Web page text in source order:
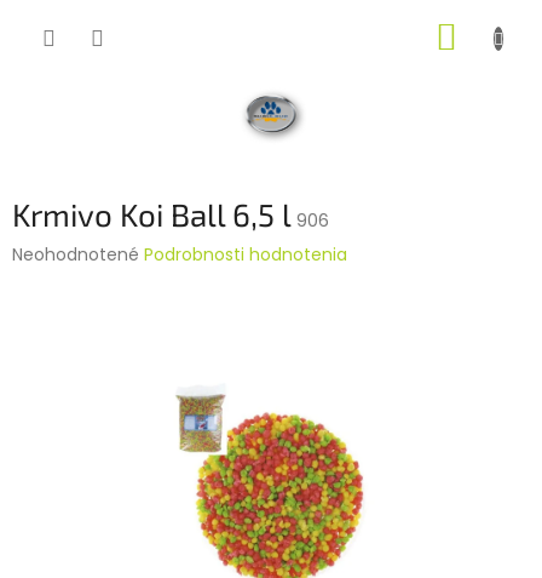
Krmivo Koi Ball 6,5 l 906
Priemerné
Neohodnotené Podrobnosti hodnotenia